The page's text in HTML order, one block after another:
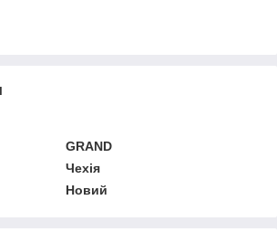
GRAND
Чехія
Новий